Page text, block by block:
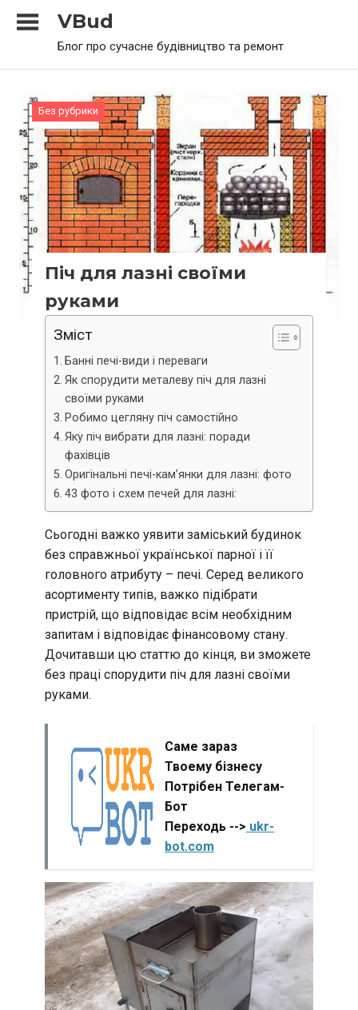
VBud
Блог про сучасне будівництво та ремонт
Без рубрики
Піч для лазні своїми
руками
Зміст
Банні печі-види і переваги
Як спорудити металеву піч для лазні
своїми руками
Робимо цегляну піч самостійно
Яку піч вибрати для лазні: поради
фахівців
Оригінальні печі-кам’янки для лазні: фото
43 фото і схем печей для лазні:
Сьогодні важко уявити заміський будинок
без справжньої української парної і її
головного атрибуту – печі. Серед великого
асортименту типів, важко підібрати
пристрій, що відповідає всім необхідним
запитам і відповідає фінансовому стану.
Дочитавши цю статтю до кінця, ви зможете
без праці спорудити піч для лазні своїми
руками.
Саме зараз
Твоему бізнесу
Потрібен Телегам-
Бот
Переходь --> ukr-
bot.com